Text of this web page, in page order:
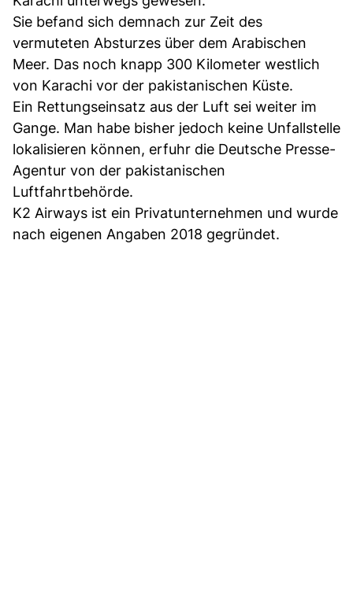
Sie befand sich demnach zur Zeit des
vermuteten Absturzes über dem Arabischen
Meer. Das noch knapp 300 Kilometer westlich
von Karachi vor der pakistanischen Küste.
Ein Rettungseinsatz aus der Luft sei weiter im
Gange. Man habe bisher jedoch keine Unfallstelle
lokalisieren können, erfuhr die Deutsche Presse-
Agentur von der pakistanischen
Luftfahrtbehörde.
K2 Airways ist ein Privatunternehmen und wurde
nach eigenen Angaben 2018 gegründet.